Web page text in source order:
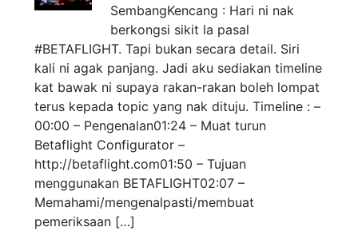
SembangKencang : Hari ni nak
berkongsi sikit la pasal
#BETAFLIGHT. Tapi bukan secara detail. Siri
kali ni agak panjang. Jadi aku sediakan timeline
kat bawak ni supaya rakan-rakan boleh lompat
terus kepada topic yang nak dituju. Timeline : –
00:00 – Pengenalan01:24 – Muat turun
Betaflight Configurator –
http://betaflight.com01:50 – Tujuan
menggunakan BETAFLIGHT02:07 –
Memahami/mengenalpasti/membuat
pemeriksaan […]